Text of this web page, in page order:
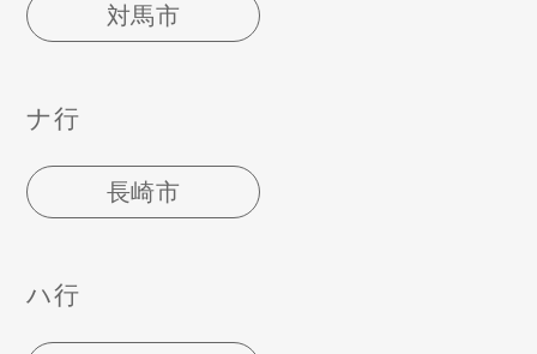
対馬市
ナ行
長崎市
ハ行